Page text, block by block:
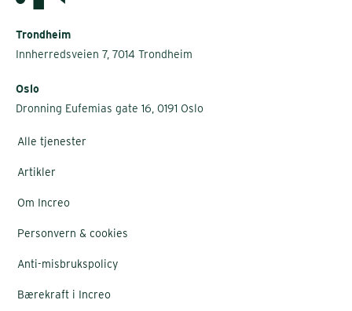
Trondheim
Innherredsveien 7, 7014 Trondheim
Oslo
Dronning Eufemias gate 16, 0191 Oslo
Alle tjenester
Artikler
Om Increo
Personvern & cookies
Anti-misbrukspolicy
Bærekraft i Increo